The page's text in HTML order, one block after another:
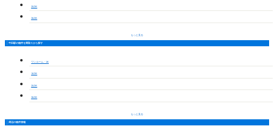
2LDK
3LDK
もっと見る
牛田駅の物件を間取りから探す
ワンルーム・1K
1LDK
2LDK
3LDK
もっと見る
周辺の物件情報